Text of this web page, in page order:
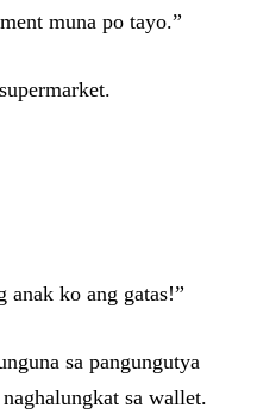
muna po tayo.”
anak ko ang gatas!”
sa pangungutya
sa wallet.